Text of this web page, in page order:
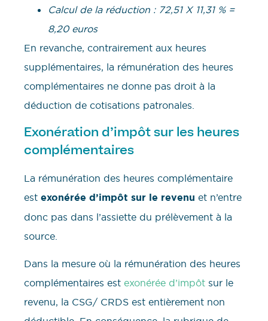
Calcul de la réduction : 72,51 X 11,31 % =
8,20 euros
En revanche, contrairement aux heures
supplémentaires, la rémunération des heures
complémentaires ne donne pas droit à la
déduction de cotisations patronales.
Exonération d’impôt sur les heures
complémentaires
La rémunération des heures complémentaire
est exonérée d’impôt sur le revenu et n’entre
donc pas dans l’assiette du prélèvement à la
source.
Dans la mesure où la rémunération des heures
complémentaires est exonérée d’impôt sur le
revenu, la CSG/ CRDS est entièrement non